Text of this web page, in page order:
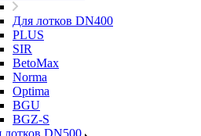
Для лотков DN400
PLUS
SIR
BetoMax
Norma
Optima
BGU
BGZ-S
лотков DN500